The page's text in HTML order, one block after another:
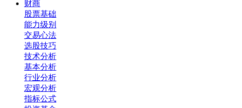
财商
股票基础
能力级别
交易心法
选股技巧
技术分析
基本分析
行业分析
宏观分析
指标公式